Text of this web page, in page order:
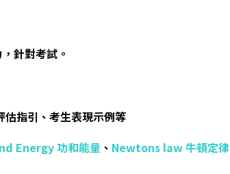
針對考試。
估指引、考生表現示例等
Energy 功和能量 、 Newtons law 牛頓定律